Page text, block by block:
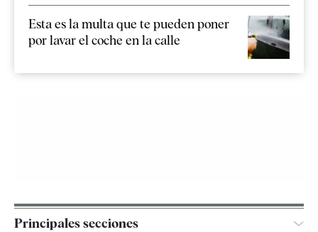
Esta es la multa que te pueden poner
por lavar el coche en la calle
Principales secciones